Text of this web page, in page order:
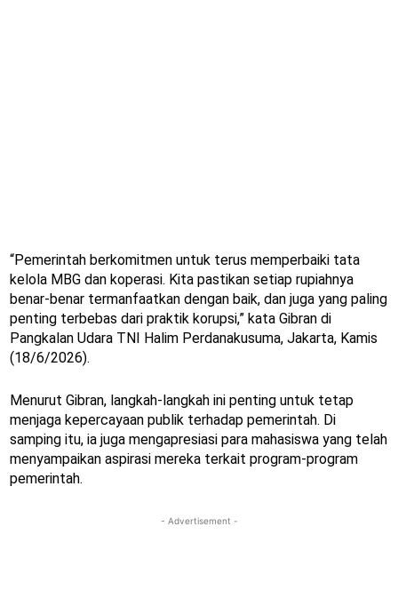
“Pemerintah berkomitmen untuk terus memperbaiki tata
kelola MBG dan koperasi. Kita pastikan setiap rupiahnya
benar-benar termanfaatkan dengan baik, dan juga yang paling
penting terbebas dari praktik korupsi,” kata Gibran di
Pangkalan Udara TNI Halim Perdanakusuma, Jakarta, Kamis
(18/6/2026).
Menurut Gibran, langkah-langkah ini penting untuk tetap
menjaga kepercayaan publik terhadap pemerintah. Di
samping itu, ia juga mengapresiasi para mahasiswa yang telah
menyampaikan aspirasi mereka terkait program-program
pemerintah.
- Advertisement -